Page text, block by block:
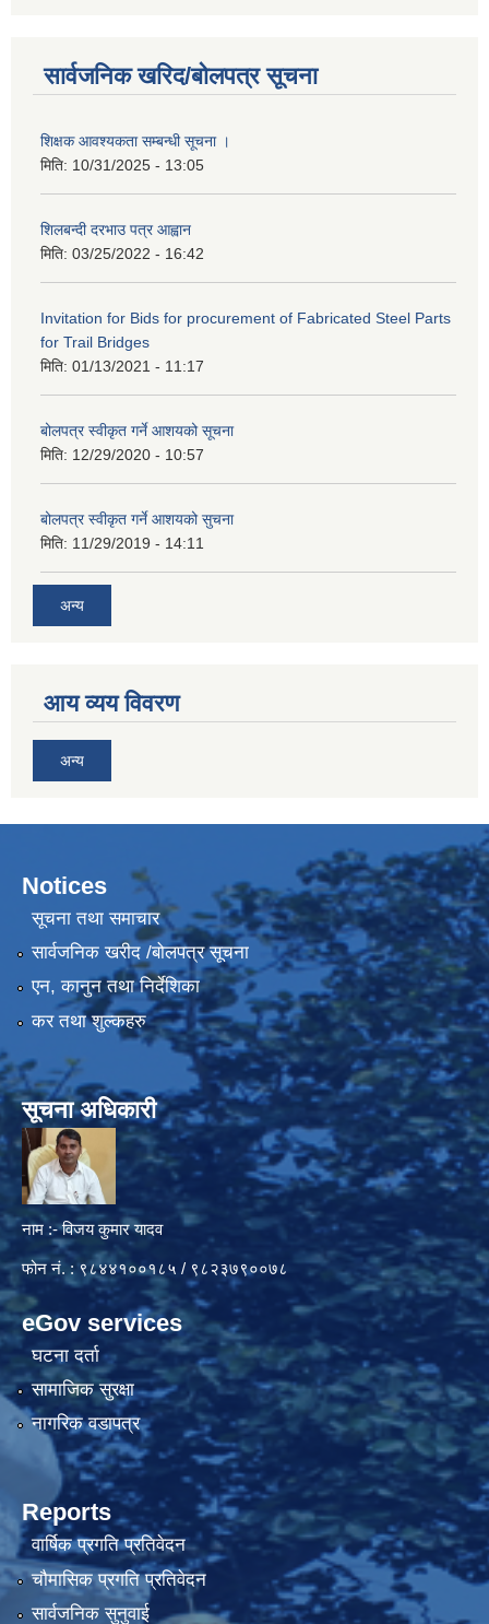
सार्वजनिक खरिद/बोलपत्र सूचना
शिक्षक आवश्यकता सम्बन्धी सूचना ।
मिति: 10/31/2025 - 13:05
शिलबन्दी दरभाउ पत्र आह्वान
मिति: 03/25/2022 - 16:42
Invitation for Bids for procurement of Fabricated Steel Parts
for Trail Bridges
मिति: 01/13/2021 - 11:17
बोलपत्र स्वीकृत गर्ने आशयको सूचना
मिति: 12/29/2020 - 10:57
बोलपत्र स्वीकृत गर्ने आशयको सुचना
मिति: 11/29/2019 - 14:11
अन्य
आय व्यय विवरण
अन्य
Notices
सूचना तथा समाचार
सार्वजनिक खरीद /बोलपत्र सूचना
एन, कानुन तथा निर्देशिका
कर तथा शुल्कहरु
सूचना अधिकारी
नाम :- विजय कुमार यादव
फोन नं. : ९८४४१००१८५ / ९८२३७९००७८
eGov services
घटना दर्ता
सामाजिक सुरक्षा
नागरिक वडापत्र
Reports
वार्षिक प्रगति प्रतिवेदन
चौमासिक प्रगति प्रतिवेदन
सार्वजनिक सुनुवाई